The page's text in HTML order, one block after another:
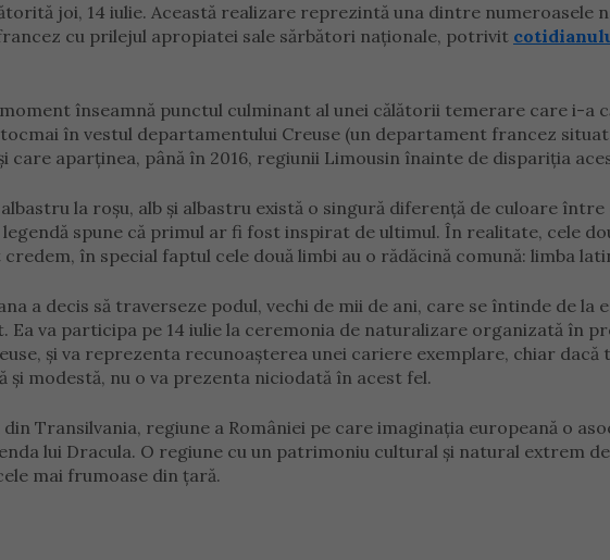
joi, 14 iulie. Această realizare reprezintă una dintre numeroasele
cu prilejul apropiatei sale sărbători naționale, potrivit
înseamnă punctul culminant al unei călătorii temerare care i-a
în vestul departamentului Creuse (un departament francez
care aparținea, până în 2016, regiunii Limousin înainte de dispariția
albastru la roșu, alb și albastru există o singură diferență de culoare
spune că primul ar fi fost inspirat de ultimul. În realitate, cele
în special faptul cele două limbi au o rădăcină comună: limba
a decis să traverseze podul, vechi de mii de ani, care se întinde de la
Ea va participa pe 14 iulie la ceremonia de naturalizare organizată în
și va reprezenta recunoașterea unei cariere exemplare, chiar dacă
și modestă, nu o va prezenta niciodată în acest fel.
Transilvania, regiune a României pe care imaginația europeană o
lui Dracula. O regiune cu un patrimoniu cultural și natural extrem
mai frumoase din țară.